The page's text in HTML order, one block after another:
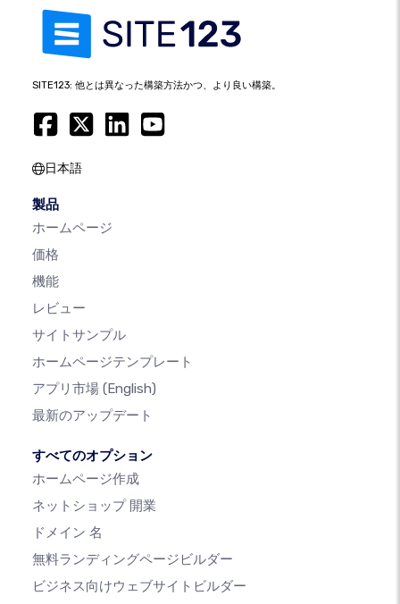
SITE123: 他とは異なった構築方法かつ、より良い構築。
日本語
製品
ホームページ
価格
機能
レビュー
サイトサンプル
ホームページテンプレート
アプリ市場 (English)
最新のアップデート
すべてのオプション
ホームページ作成
ネットショップ 開業
ドメイン 名
無料ランディングページビルダー
ビジネス向けウェブサイトビルダー